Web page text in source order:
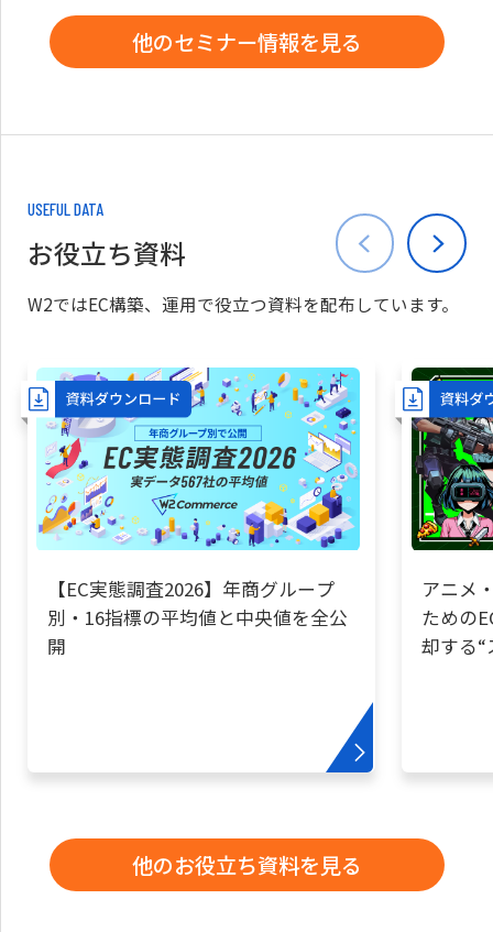
他のセミナー情報を見る
USEFUL DATA
お役立ち資料
W2ではEC構築、運用で役立つ資料を配布しています。
【EC実態調査2026】年商グループ
別・16指標の平均値と中央値を全公
開
アニメ
ための
却する
他のお役立ち資料を見る